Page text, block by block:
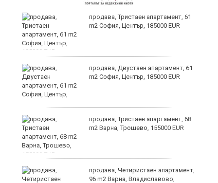
продава, Тристаен апартамент, 61
m2 София, Център, 185000 EUR
продава, Двустаен апартамент, 61
m2 София, Център, 185000 EUR
продава, Тристаен апартамент, 68
m2 Варна, Трошево, 155000 EUR
продава, Четиристаен апартамент,
96 m2 Варна, Владиславово,